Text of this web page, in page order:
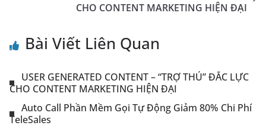
CHO CONTENT MARKETING HIỆN ĐẠI
Bài Viết Liên Quan
USER GENERATED CONTENT – “TRỢ THỦ” ĐẮC LỰC
CHO CONTENT MARKETING HIỆN ĐẠI
Auto Call Phần Mềm Gọi Tự Động Giảm 80% Chi Phí
TeleSales